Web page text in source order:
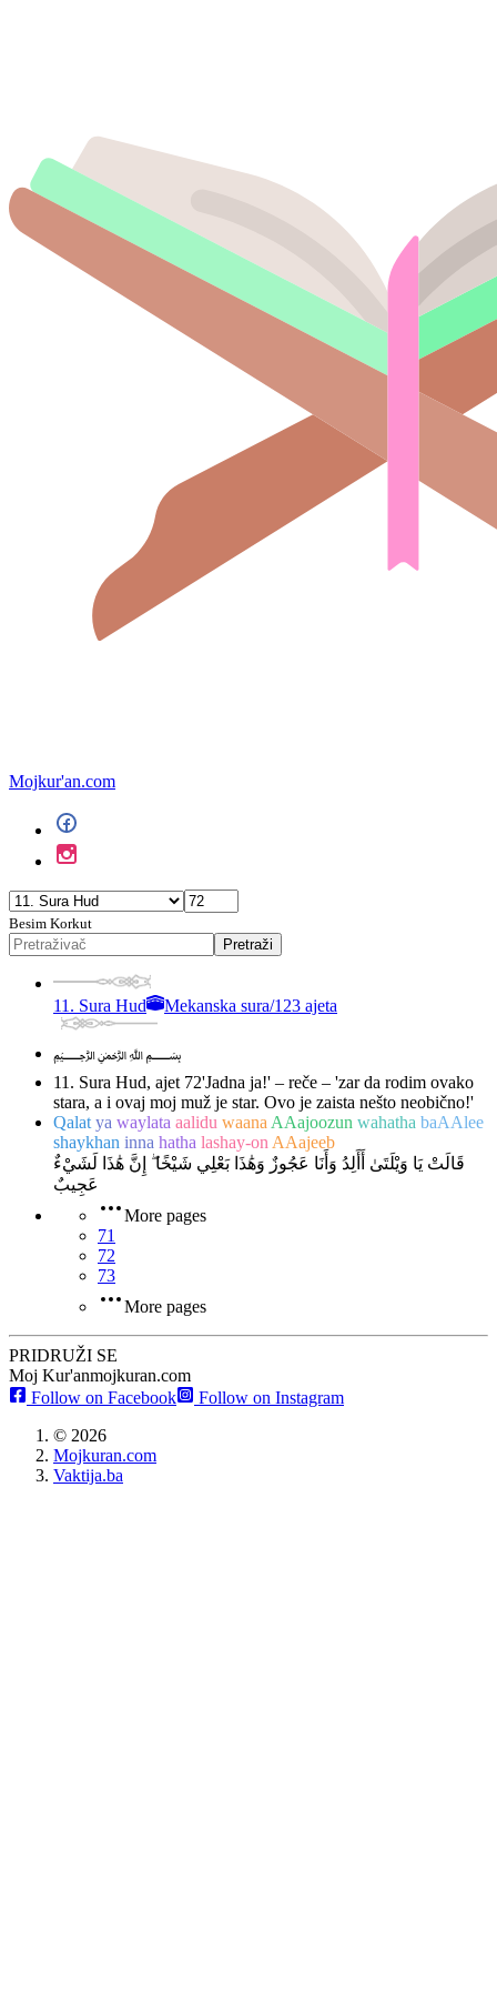
Mojkur'an.com
Besim Korkut
Pretraži
11. Sura Hud Mekanska sura/123 ajeta
﷽
11. Sura Hud, ajet 72'Jadna ja!' – reče – 'zar da rodim ovako
stara, a i ovaj moj muž je star. Ovo je zaista nešto neobično!'
Qalat ya waylata aalidu waana AAajoozun wahatha baAAlee
shaykhan inna hatha lashay-on AAajeeb
قَالَتْ يَا وَيْلَتَىٰ أَأَلِدُ وَأَنَا عَجُوزٌ وَهَٰذَا بَعْلِي شَيْخًا ۖ إِنَّ هَٰذَا لَشَيْءٌ
عَجِيبٌ
More pages
71
72
73
More pages
PRIDRUŽI SE
Moj Kur'anmojkuran.com
Follow on Facebook
Follow on Instagram
© 2026
Mojkuran.com
Vaktija.ba